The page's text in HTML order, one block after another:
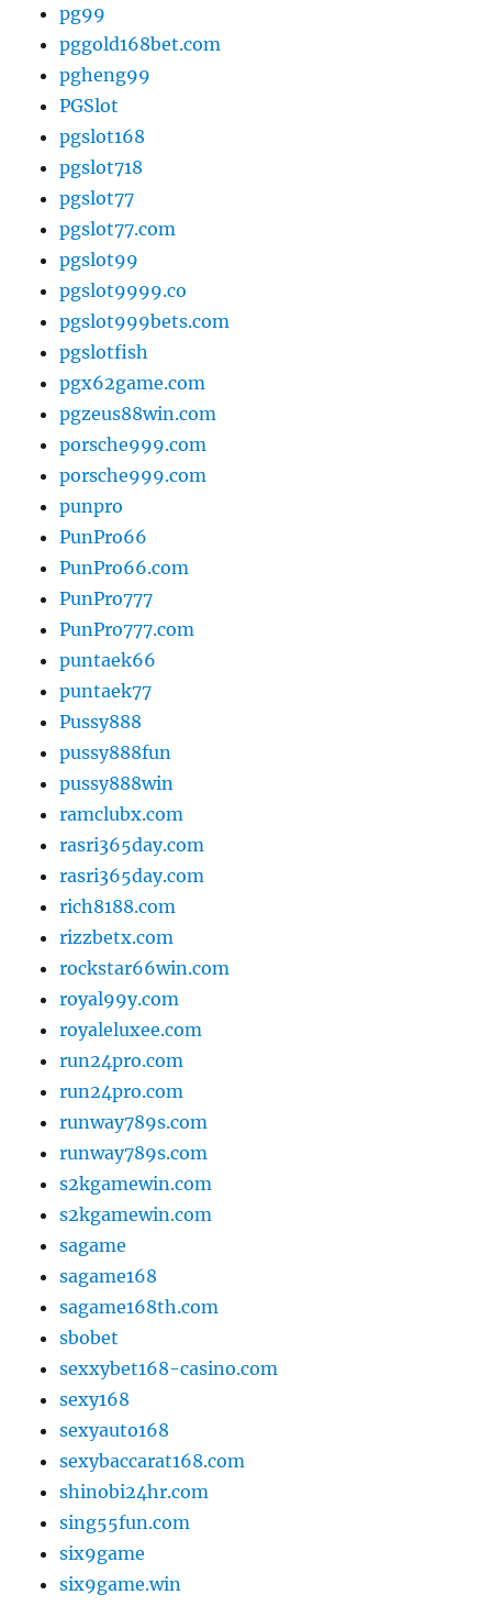
pg99
pggold168bet.com
pgheng99
PGSlot
pgslot168
pgslot718
pgslot77
pgslot77.com
pgslot99
pgslot9999.co
pgslot999bets.com
pgslotfish
pgx62game.com
pgzeus88win.com
porsche999.com
porsche999.com
punpro
PunPro66
PunPro66.com
PunPro777
PunPro777.com
puntaek66
puntaek77
Pussy888
pussy888fun
pussy888win
ramclubx.com
rasri365day.com
rasri365day.com
rich8188.com
rizzbetx.com
rockstar66win.com
royal99y.com
royaleluxee.com
run24pro.com
run24pro.com
runway789s.com
runway789s.com
s2kgamewin.com
s2kgamewin.com
sagame
sagame168
sagame168th.com
sbobet
sexxybet168-casino.com
sexy168
sexyauto168
sexybaccarat168.com
shinobi24hr.com
sing55fun.com
six9game
six9game.win